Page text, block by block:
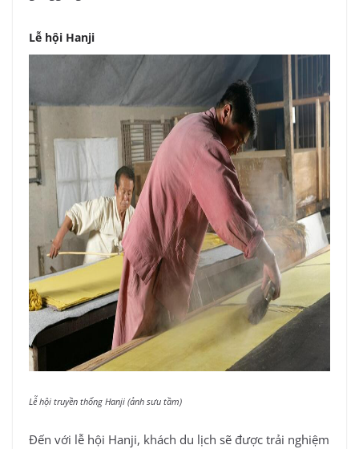
Lễ hội Hanji
Lễ hội truyền thống Hanji (ảnh sưu tầm)
Đến với lễ hội Hanji, khách du lịch sẽ được trải nghiệm